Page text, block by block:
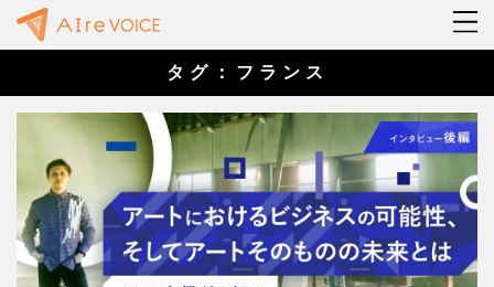
タグ：フランス